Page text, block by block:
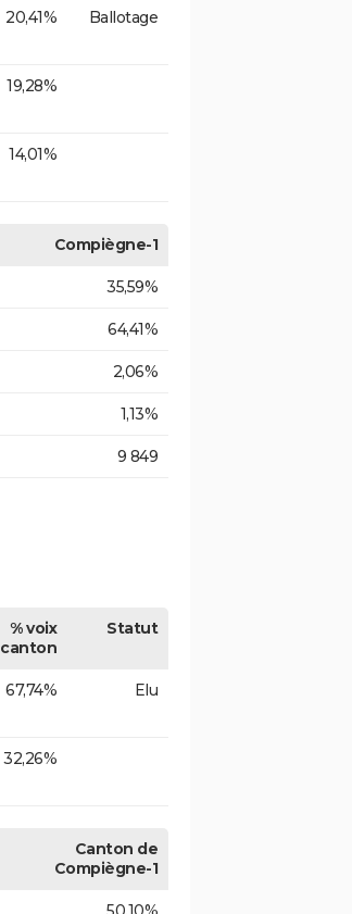
20,41% Ballotage
19,28%
14,01%
Compiègne-1
35,59%
64,41%
2,06%
1,13%
9 849
% voix
canton
Statut
67,74% Elu
32,26%
Canton de
Compiègne-1